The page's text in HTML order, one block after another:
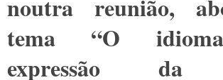
noutra reunião,
tema “O
expressão da